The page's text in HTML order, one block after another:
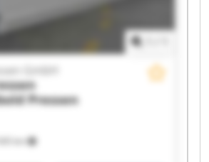
545 km
GmbH
Pressen